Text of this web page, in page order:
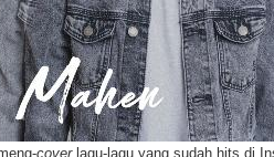
coverlagu-lagu yang sudah hits di